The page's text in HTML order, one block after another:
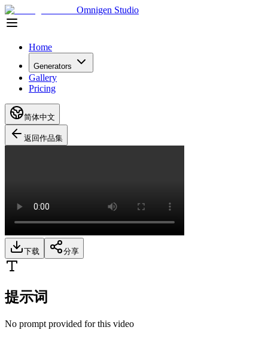
Omnigen Studio
Home
Generators
Gallery
Pricing
简体中文
返回作品集
下载 分享
提示词
No prompt provided for this video